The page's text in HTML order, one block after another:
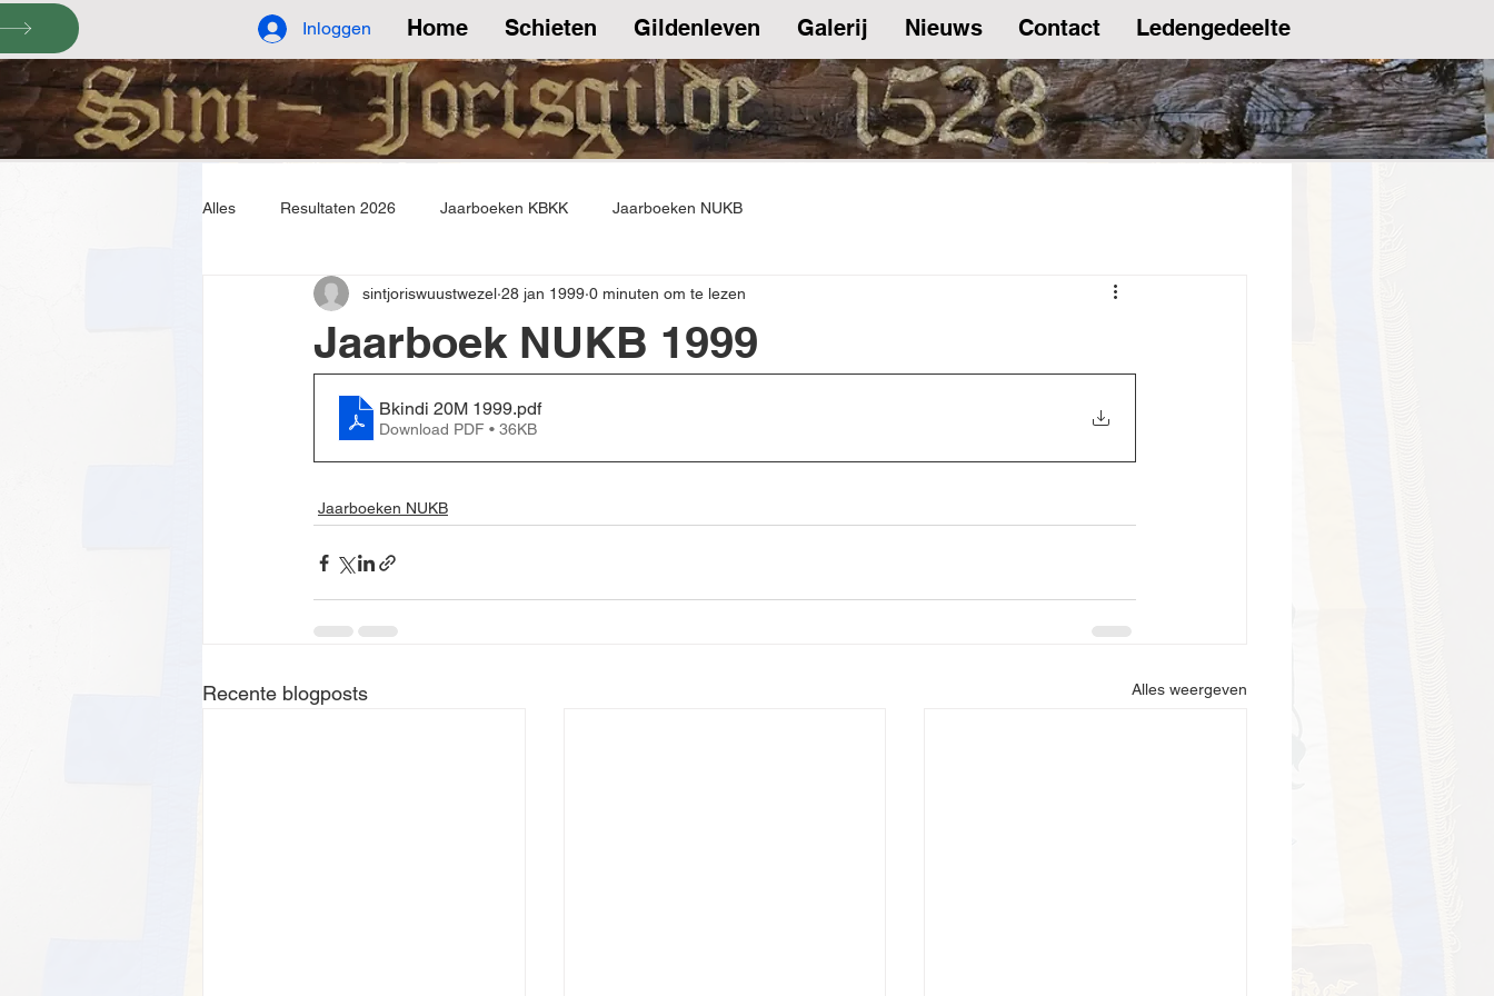
Inloggen Home Schieten Gildenleven Galerij Nieuws Contact Ledengedeelte
Alles Resultaten 2026 Jaarboeken KBKK Jaarboeken NUKB
Jaarboek NUKB 1999
sintjoriswuustwezel 28 jan 1999 0 minuten om te lezen
Bkindi 20M 1999.pdf
Download PDF • 36KB
Jaarboeken NUKB
Recente blogposts Alles weergeven